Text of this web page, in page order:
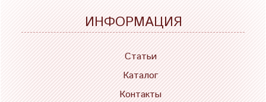
ИНФОРМАЦИЯ
Статьи
Каталог
Контакты